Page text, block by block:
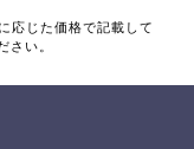
応じた価格で記載して
さい。